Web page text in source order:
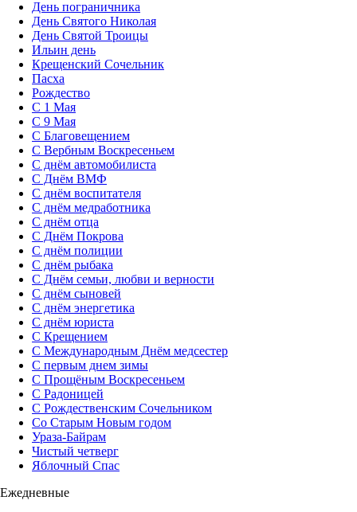
День пограничника
День Святого Николая
День Святой Троицы
Ильин день
Крещенский Сочельник
Пасха
Рождество
С 1 Мая
С 9 Мая
С Благовещением
С Вербным Воскресеньем
С днём автомобилиста
С Днём ВМФ
С днём воспитателя
С днём медработника
С днём отца
С Днём Покрова
С днём полиции
С днём рыбака
С Днём семьи, любви и верности
С днём сыновей
С днём энергетика
С днём юриста
С Крещением
С Международным Днём медсестер
С первым днем зимы
С Прощёным Воскресеньем
С Радоницей
С Рождественским Сочельником
Со Старым Новым годом
Ураза-Байрам
Чистый четверг
Яблочный Спас
Ежедневные